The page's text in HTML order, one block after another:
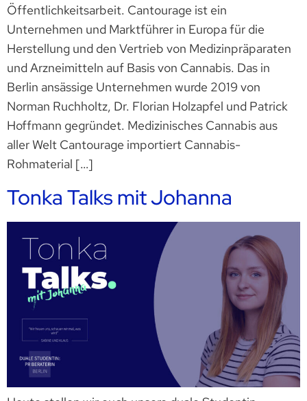
Öffentlichkeitsarbeit. Cantourage ist ein
Unternehmen und Marktführer in Europa für die
Herstellung und den Vertrieb von Medizinpräparaten
und Arzneimitteln auf Basis von Cannabis. Das in
Berlin ansässige Unternehmen wurde 2019 von
Norman Ruchholtz, Dr. Florian Holzapfel und Patrick
Hoffmann gegründet. Medizinisches Cannabis aus
aller Welt Cantourage importiert Cannabis-
Rohmaterial […]
Tonka Talks mit Johanna